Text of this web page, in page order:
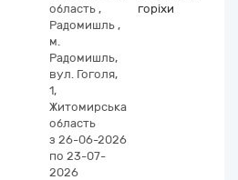
область ,
Радомишль ,
м.
Радомишль,
вул. Гоголя,
1,
Житомирська
область
з 26-06-2026
по 23-07-
2026
горіхи